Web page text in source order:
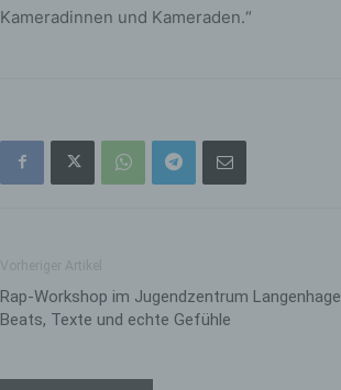
Kameradinnen und Kameraden.“
Rap-Workshop im Jugendzentrum
Beats, Texte und echte Gefühle